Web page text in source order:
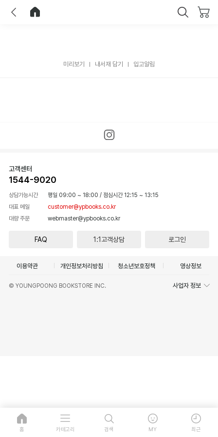
미리보기 내서재 담기 입고알림
고객센터
1544-9020
상담가능시간 평일 09:00 ~ 18:00 / 점심시간 12:15 ~ 13:15
대표 메일
customer@ypbooks.co.kr
대량 주문
webmaster@ypbooks.co.kr
FAQ 1:1고객상담 로그인
이용약관 개인정보처리방침 청소년보호정책 영상정보
© YOUNGPOONG BOOKSTORE INC. 사업자 정보
홈 카테고리 검색 MY 최근